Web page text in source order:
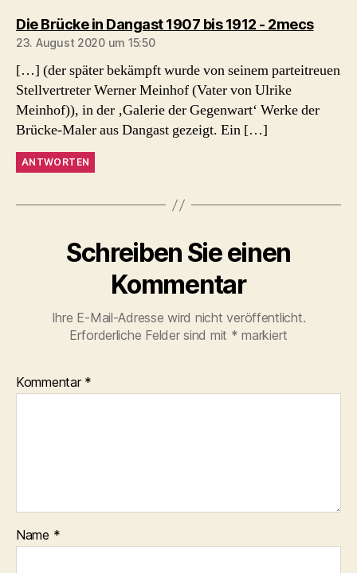
Die Brücke in Dangast 1907 bis 1912 - 2mecssagt:
23. August 2020 um 15:50
[…] (der später bekämpft wurde von seinem parteitreuen
Stellvertreter Werner Meinhof (Vater von Ulrike
Meinhof)), in der ‚Galerie der Gegenwart‘ Werke der
Brücke-Maler aus Dangast gezeigt. Ein […]
ANTWORTEN
Schreiben Sie einen
Kommentar
Ihre E-Mail-Adresse wird nicht veröffentlicht.
Erforderliche Felder sind mit * markiert
Kommentar *
Name *